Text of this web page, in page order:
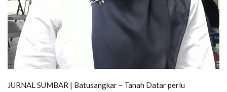
JURNAL SUMBAR | Batusangkar – Tanah Datar perlu